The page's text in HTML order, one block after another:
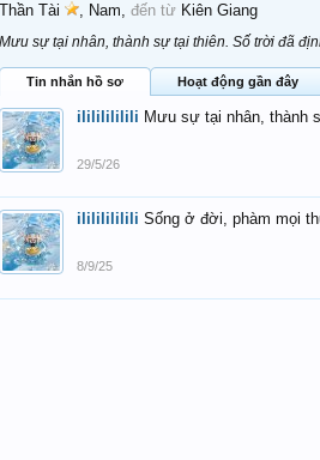
Thần Tài , Nam, đến từ Kiên Giang
Mưu sự tại nhân, thành sự tại thiên. Số trời đã
Tin nhắn hồ sơ Hoạt động gần đây
ilililililili Mưu sự tại nhân, thành
29/5/26
ilililililili Sống ở đời, phàm mọi
8/9/25